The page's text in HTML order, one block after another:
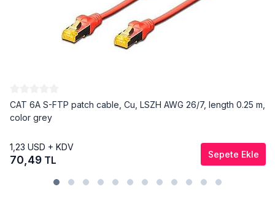
CAT 6A S-FTP patch cable, Cu, LSZH AWG 26/7, length 0.25 m,
color grey
1,23 USD + KDV
70,49 TL Sepete Ekle